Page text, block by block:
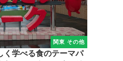
関東 その他
く学べる食のテーマパ